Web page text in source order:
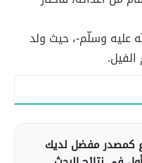
عليه وسلّم-، حيث ولد
كمصدر مفضل لديك